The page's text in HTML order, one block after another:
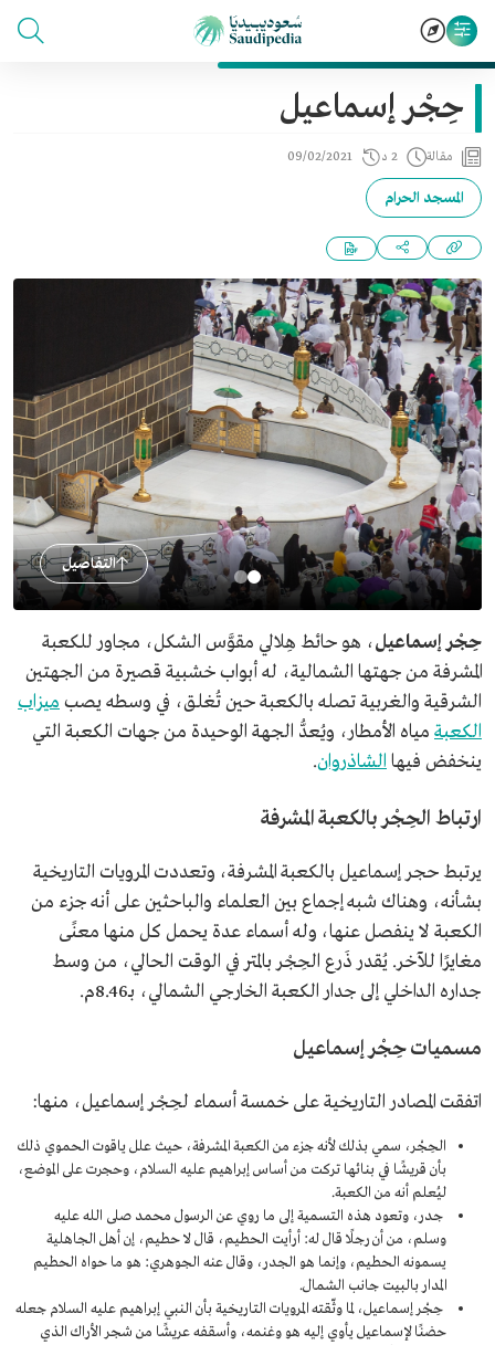
حِجْر إسماعيل
مقالة 2 د 09/02/2021
المسجد الحرام
التفاصيل
حِجْر إسماعيل، هو حائط هِلالي مقوَّس الشكل، مجاور للكعبة
المشرفة من جهتها الشمالية، له أبواب خشبية قصيرة من الجهتين
الشرقية والغربية تصله بالكعبة حين تُغلق، في وسطه يصب ميزاب
الكعبة مياه الأمطار، ويُعدُّ الجهة الوحيدة من جهات الكعبة التي
ينخفض فيها الشاذروان.
ارتباط الحِجْر بالكعبة المشرفة
يرتبط حجر إسماعيل بالكعبة المشرفة، وتعددت المرويات التاريخية
بشأنه، وهناك شبه إجماع بين العلماء والباحثين على أنه جزء من
الكعبة لا ينفصل عنها، وله أسماء عدة يحمل كل منها معنًى
مغايرًا للآخر. يُقدر ذَرع الحِجْر بالمتر في الوقت الحالي، من وسط
جداره الداخلي إلى جدار الكعبة الخارجي الشمالي، بـ8.46م.​​
مسميات حِجْر إسماعيل
اتفقت المصادر التاريخية على خمسة أسماء لحِجْر إسماعيل، منها:
الحِجْر، سمي بذلك لأنه جزء من الكعبة المشرفة، حيث علل ياقوت الحموي ذلك
بأن قريشًا في بنائها تركت من أساس إبراهيم عليه السلام، وحجرت على الموضع،
ليُعلم أنه من الكعبة.
جدر، وتعود هذه التسمية إلى ما روي عن الرسول محمد صلى الله عليه
وسلم، من أن رجلًا قال له: أرأيت الحطيم، قال لا حطيم، إن أهل الجاهلية
يسمونه الحطيم، وإنما هو الجدر، وقال عنه الجوهري: هو ما حواه الحطيم
المدار بالبيت جانب الشمال.
حِجْر إسماعيل، لما وثّقته المرويات التاريخية بأن النبي إبراهيم عليه السلام جعله
حضنًا لإسماعيل يأوي إليه هو وغنمه، وأسقفه عريشًا من شجر الأراك الذي